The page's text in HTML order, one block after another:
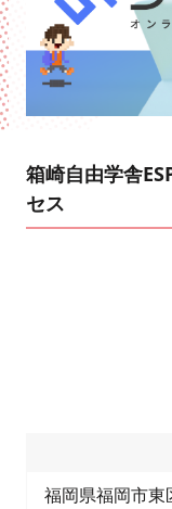
箱崎自由学舎
セス
福岡県福岡市東